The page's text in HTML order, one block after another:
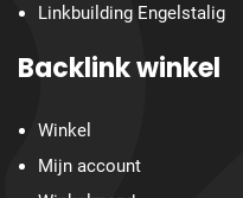
Linkbuilding Engelstalig
Backlink winkel
Winkel
Mijn account